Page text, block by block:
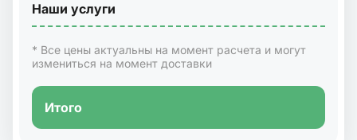
Наши услуги
* Все цены актуальны на момент расчета и могут
измениться на момент доставки
Итого